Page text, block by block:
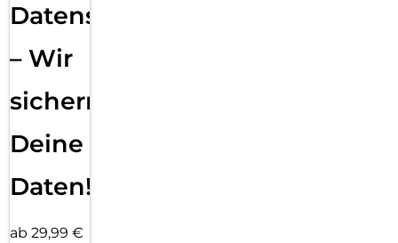
Datensicherung
– Wir
sichern
Deine
Daten!
ab 29,99 €